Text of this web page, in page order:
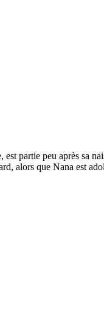
partie peu après sa
alors que Nana est